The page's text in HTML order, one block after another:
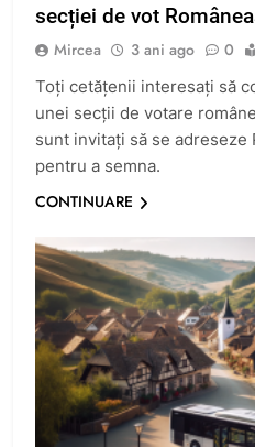
secției de vot
Mircea 3 ani ago 0
Toți cetățenii interesați să
unei secții de votare
sunt invitați să se
pentru a semna.
CONTINUARE